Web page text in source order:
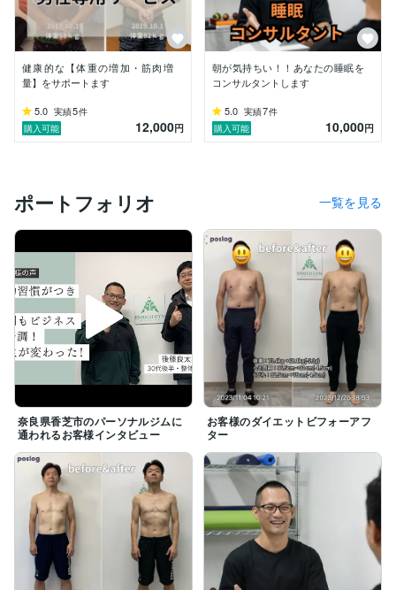
健康的な【体重の増加・筋肉増
量】をサポートます
5.0 実績5件
購入可能
12,000円
朝が気持ちい！！あなたの睡眠を
コンサルタントします
5.0 実績7件
購入可能
10,000円
ポートフォリオ 一覧を見る
奈良県香芝市のパーソナルジムに
通われるお客様インタビュー
お客様のダイエットビフォーアフ
ター